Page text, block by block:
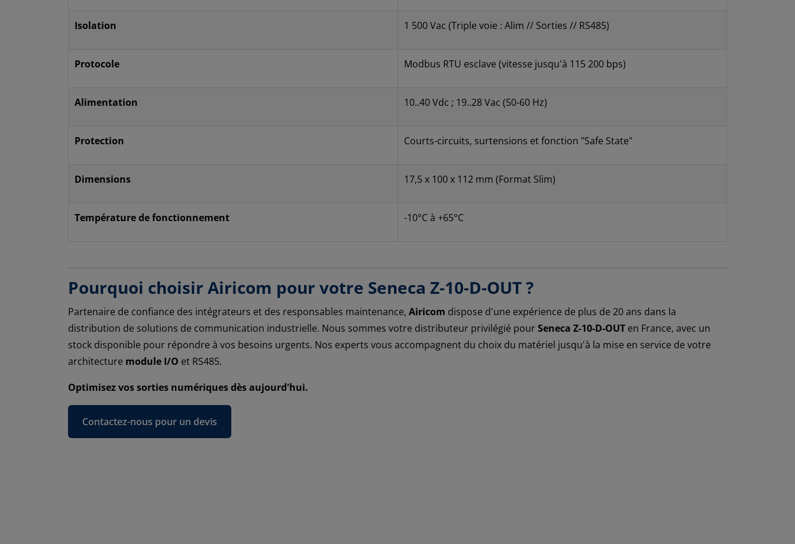
Isolation 1 500 Vac (Triple voie : Alim // Sorties // RS485)
Protocole Modbus RTU esclave (vitesse jusqu'à 115 200 bps)
Alimentation 10..40 Vdc ; 19..28 Vac (50-60 Hz)
Protection Courts-circuits, surtensions et fonction "Safe State"
Dimensions 17,5 x 100 x 112 mm (Format Slim)
Température de fonctionnement -10°C à +65°C
Pourquoi choisir Airicom pour votre Seneca Z-10-D-OUT ?
Partenaire de confiance des intégrateurs et des responsables maintenance, Airicom dispose d'une expérience de plus de 20 ans dans la
distribution de solutions de communication industrielle. Nous sommes votre distributeur privilégié pourSeneca Z-10-D-OUT en France, avec un
stock disponible pour répondre à vos besoins urgents. Nos experts vous accompagnent du choix du matériel jusqu'à la mise en service de votre
architecture module I/O et RS485.
Optimisez vos sorties numériques dès aujourd'hui.
Contactez-nous pour un devis